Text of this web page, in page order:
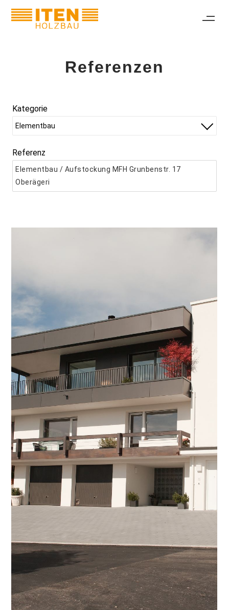
Referenzen
Kategorie
Elementbau
Referenz
Elementbau / Aufstockung MFH Grunbenstr. 17
Oberägeri